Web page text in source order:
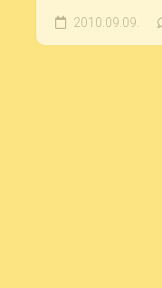
2010.09.09.